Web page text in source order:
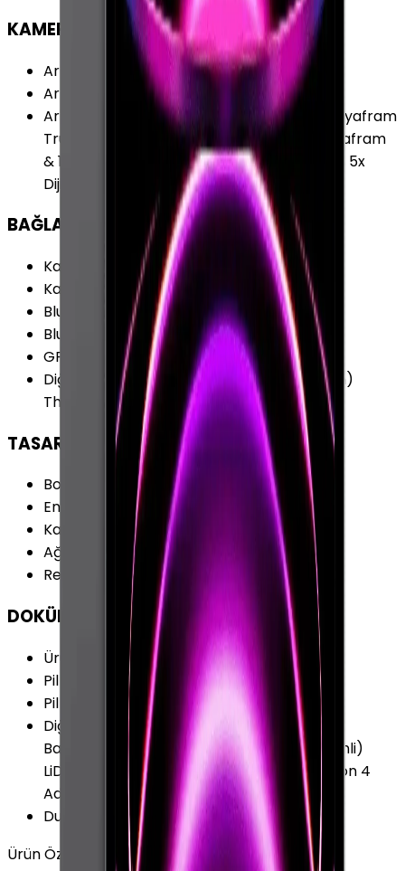
KAMERA
Arka Kamera :Var
Arka Kamera Çözünürlüğü
12.0 MP
Arka Kamera Özellikleri
Geniş:12 MP ƒ/1.8 Diyafram
True Tone Flash Ultra Geniş:10 MP ƒ/2.4 Diyafram
& 125 Derece Görüş 2 x Optik Uzaklaştırma 5x
Dijital Zoom
BAĞLANTILAR
Kablosuz (Wi-Fi) :Var
Kablosuz Özellikleri:
Wi-Fi 6 (802.11ax)
Bluetooth
Var
Bluetooth Versiyonu
5.0
GPS
Diğer Bağlantılar
iBeacon (Mikro Lokasyon)
Thunderbolt 4 (USB 4)
TASARIM
Boy
280.6 mm
En
Kalınlık
6.4 mm
Ağırlık
682 gr
Renk Seçenekleri:Gri Gümüş
DOKÜMAN & DİĞER
Ürün Kodları:
MHNN3TU/A
Pil Kapasitesi
10758 mAh
Pil Özellikleri
Azami 10 Saat 40.88 Wh
Diğer Özellikler:
İvme Ölçer Işık Sensörü
Barometre Dijital Pusula Jiroskop (Üç Eksenli)
LiDAR Scanner Stüdyo Kalitesinde 5 Mikrofon 4
Adet Hoparlör
Duyurulma Tarihi
2021, Nisan
Ürün Özellikleri
Tümünü Gör